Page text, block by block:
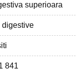
superioara
digestive
841